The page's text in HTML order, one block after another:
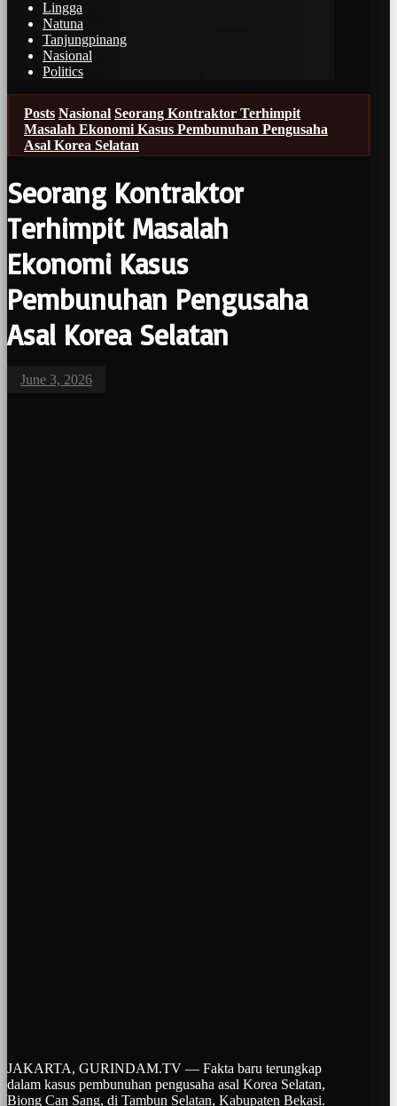
Lingga
Natuna
Tanjungpinang
Nasional
Politics
Posts Nasional Seorang Kontraktor Terhimpit
Masalah Ekonomi Kasus Pembunuhan Pengusaha
Asal Korea Selatan
Seorang Kontraktor
Terhimpit Masalah
Ekonomi Kasus
Pembunuhan Pengusaha
Asal Korea Selatan
June 3, 2026
JAKARTA, GURINDAM.TV — Fakta baru terungkap
dalam kasus pembunuhan pengusaha asal Korea Selatan,
Biong Can Sang, di Tambun Selatan, Kabupaten Bekasi.